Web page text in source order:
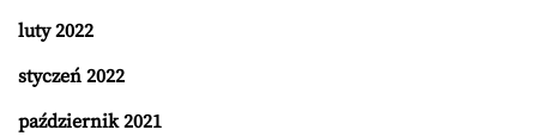
luty 2022
styczeń 2022
październik 2021